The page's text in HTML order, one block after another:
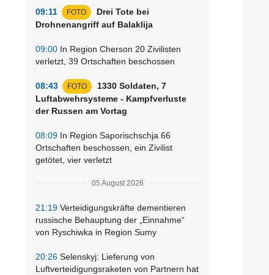
09:11 FOTO
Drei Tote bei
Drohnenangriff auf Balaklija
09:00 In Region Cherson 20 Zivilisten
verletzt, 39 Ortschaften beschossen
08:43 FOTO
1330 Soldaten, 7
Luftabwehrsysteme - Kampfverluste
der Russen am Vortag
08:09 In Region Saporischschja 66
Ortschaften beschossen, ein Zivilist
getötet, vier verletzt
05 August 2026
21:19 Verteidigungskräfte dementieren
russische Behauptung der „Einnahme“
von Ryschiwka in Region Sumy
20:26 Selenskyj: Lieferung von
Luftverteidigungsraketen von Partnern hat